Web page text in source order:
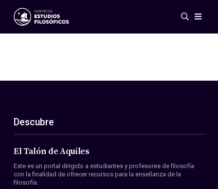
Eventos
ES
EN
Acerca de nosotros
Miembros
Convenios
Descubre
El Talón de Aquiles
Este es un portal dirigido a estudiantes y profesores de filosofía
con la finalidad de ofrecer recursos para la enseñanza de la
filosofía.